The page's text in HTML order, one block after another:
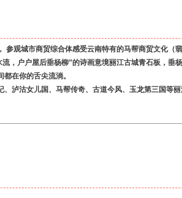
观城市商贸综合体感受云南特有的马帮商贸文化（
流，户户屋后垂杨柳”的诗画意境丽江古城青石板，
在你的舌尖流淌。
、泸沽女儿国、马帮传奇、古道今风、玉龙第三国